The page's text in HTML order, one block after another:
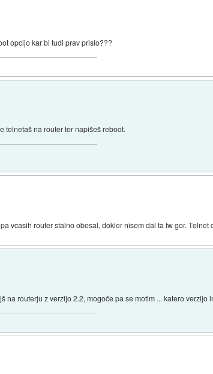
opcijo kar bi tudi prav prislo???
telnetaš na router ter napišeš reboot.
vcasih router stalno obesal, dokler nisem dal ta fw gor. Telnet
routerju z verzijo 2.2, mogoče pa se motim ... katero verzijo